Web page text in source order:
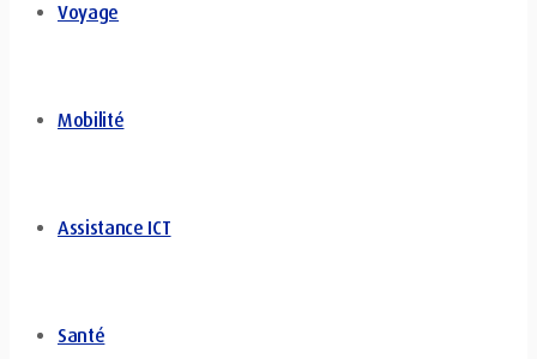
Voyage
Mobilité
Assistance ICT
Santé